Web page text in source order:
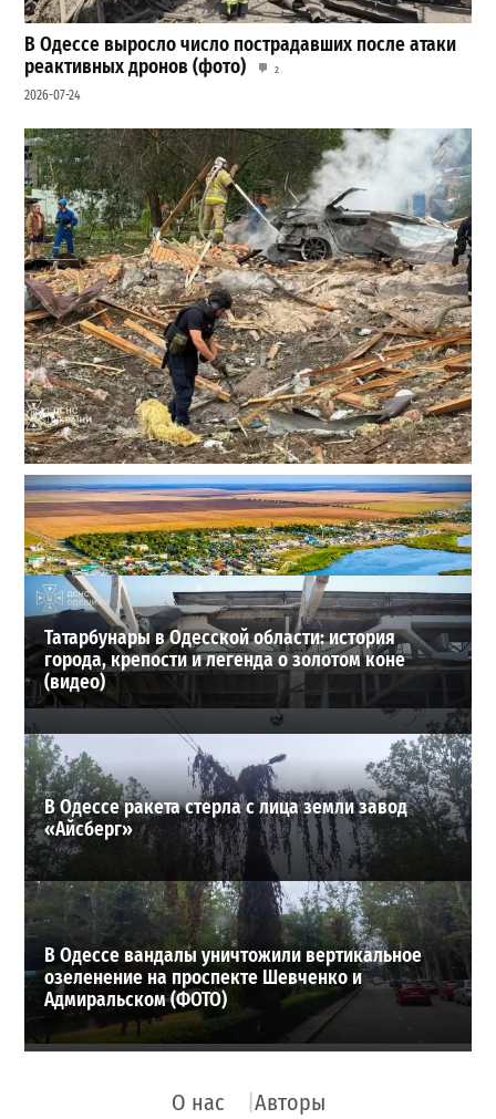
В Одессе выросло число пострадавших после атаки
реактивных дронов (фото)
2
2026-07-24
Ракетный удар по полигону на Киевщине: погибли 10
человек, сотня раненых
2
2026-07-24
ВИБОР РЕДАКЦИИ
Татарбунары в Одесской области: история
города, крепости и легенда о золотом коне
(видео)
В Одессе ракета стерла с лица земли завод
«Айсберг»
В Одессе вандалы уничтожили вертикальное
озеленение на проспекте Шевченко и
Адмиральском (ФОТО)
О нас Авторы